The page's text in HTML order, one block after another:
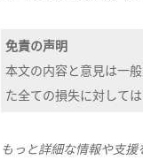
免責の声明
本文の内容と意見は一
た全ての損失に対して
もっと詳細な情報や支援